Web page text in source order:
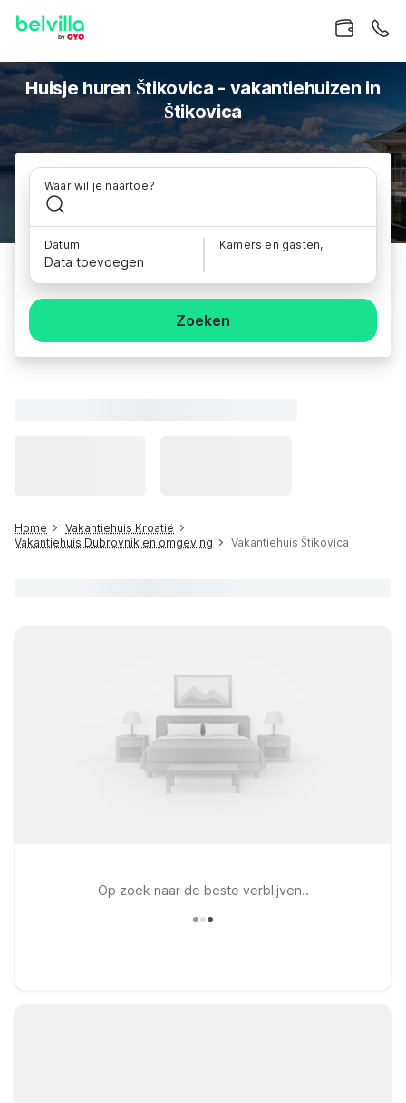
Huisje huren Štikovica - vakantiehuizen in
Štikovica
Waar wil je naartoe?
Datum
Data toevoegen
Kamers en gasten,
Zoeken
Home
Vakantiehuis Kroatië
Vakantiehuis Dubrovnik en omgeving
Vakantiehuis Štikovica
Op zoek naar de beste verblijven..